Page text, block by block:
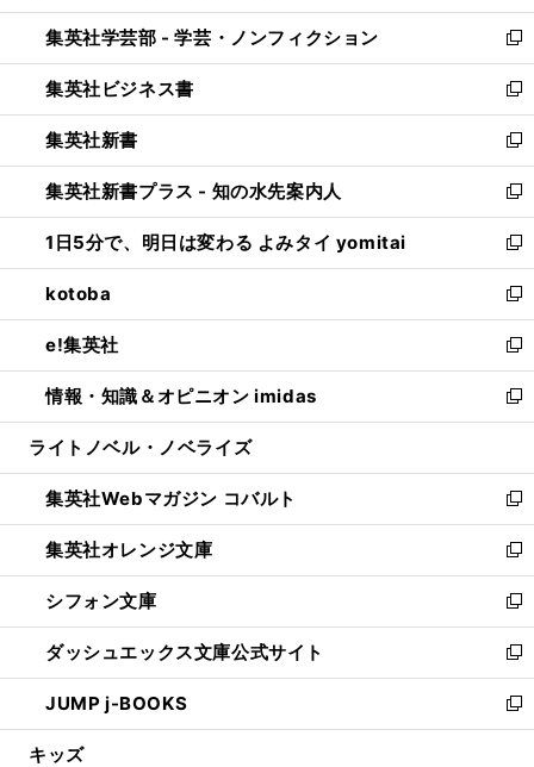
開
く
ウ
で
開
く
ン
ド
ウ
で
開
く
ウ
ィ
ン
ド
ウ
で
開
く
集英社学芸部 - 学芸・ノンフィクション
新
し
い
ウ
ィ
ン
ド
ウ
で
開
く
集英社ビジネス書
新
し
い
ウ
ィ
ン
ド
ウ
で
開
く
集英社新書
新
し
い
ウ
ィ
ン
ド
ウ
で
開
く
集英社新書プラス - 知の水先案内人
新
し
い
ウ
ィ
ン
ド
ウ
で
開
1日5分で、明日は変わる よみタイ yomitai
新
し
い
ウ
ィ
ン
ド
ウ
開
く
kotoba
新
し
い
ウ
ィ
ン
ウ
で
開
く
e!集英社
新
し
い
ウ
ン
ド
ウ
で
開
く
情報・知識＆オピニオン imidas
新
し
ウ
ィ
ン
ド
ウ
で
開
く
ライトノベル・ノベライズ
集英社Webマガジン コバルト
新
し
い
ウ
ィ
ン
ド
ウ
で
開
集英社オレンジ文庫
新
し
い
ウ
ィ
ン
ド
ウ
シフォン文庫
新
し
い
ウ
ィ
ン
ダッシュエックス文庫公式サイト
新
し
い
ウ
JUMP j-BOOKS
新
し
キッズ